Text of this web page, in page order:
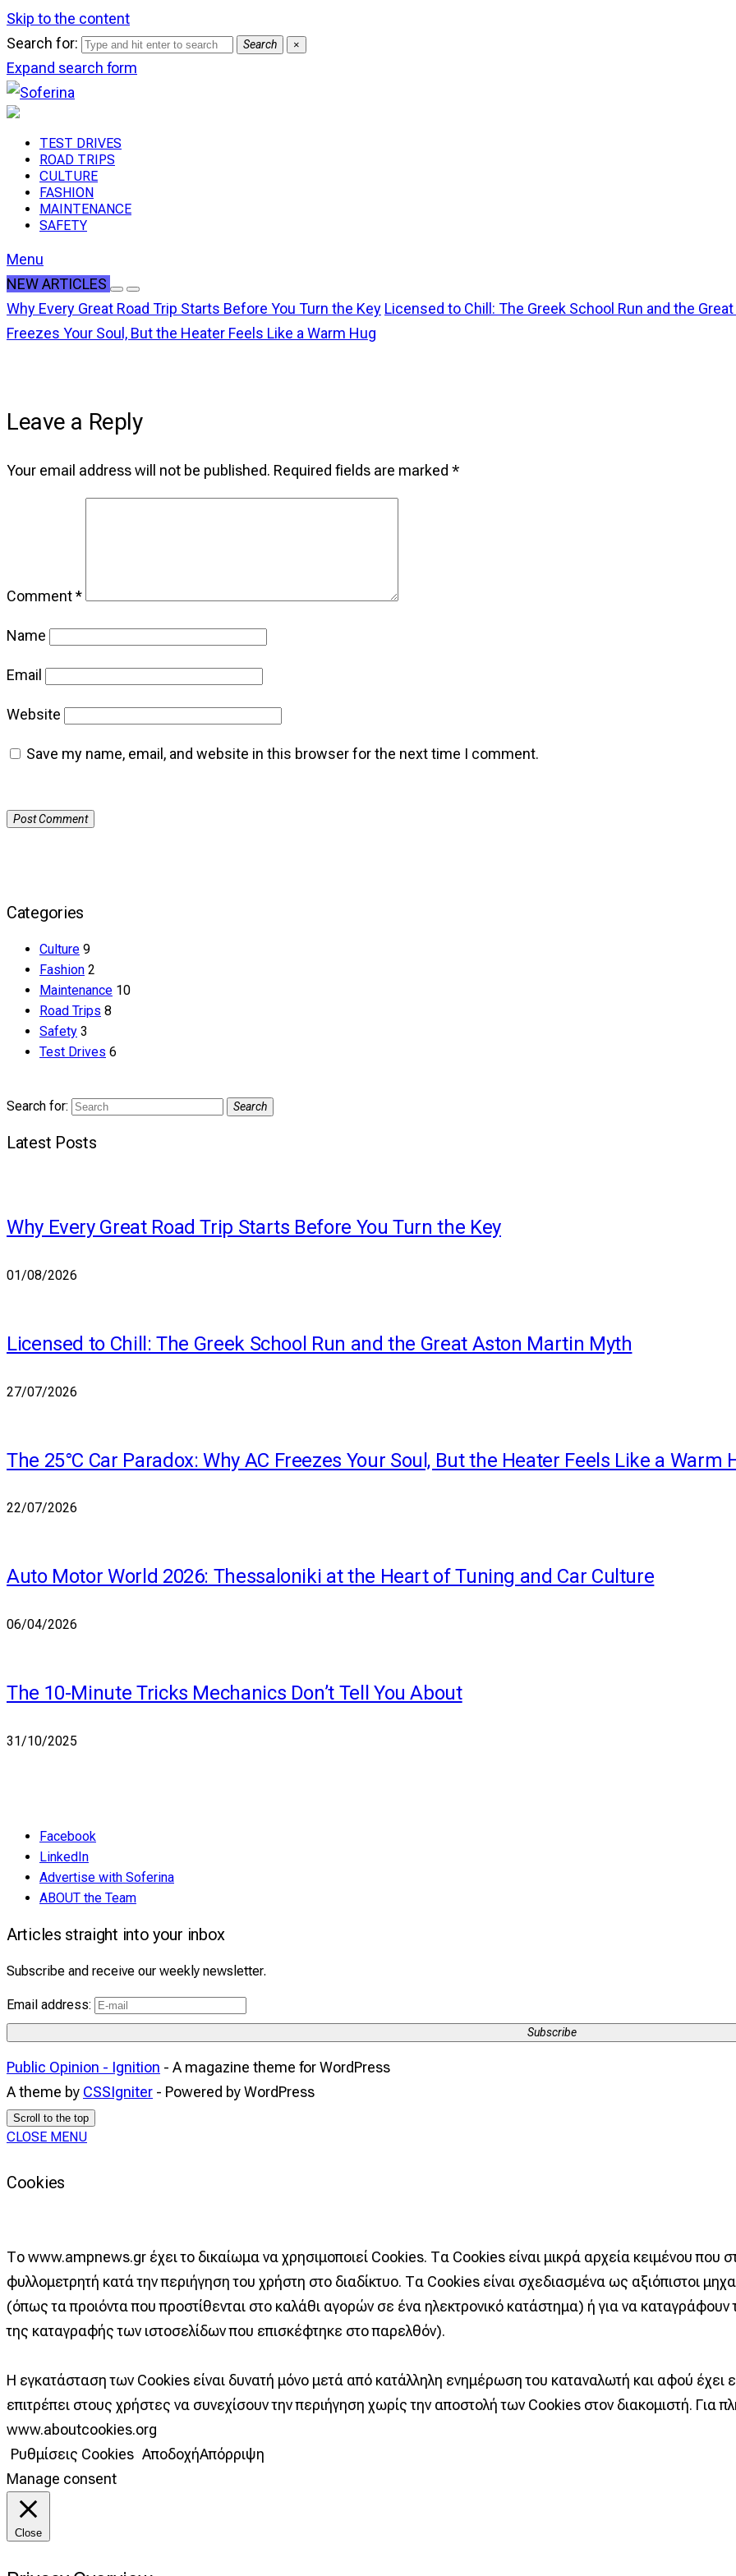
Skip to the content
Search for:
Search ×
Expand search form
TEST DRIVES
ROAD TRIPS
CULTURE
FASHION
MAINTENANCE
SAFETY
Menu
NEW ARTICLES
Why Every Great Road Trip Starts Before You Turn the Key Licensed to Chill: The Greek School Run and the
Freezes Your Soul, But the Heater Feels Like a Warm Hug
Leave a Reply
Your email address will not be published. Required fields are marked *
Comment*
Name
Email
Website
Save my name, email, and website in this browser for the next time I comment.
Categories
Culture 9
Fashion 2
Maintenance 10
Road Trips 8
Safety 3
Test Drives 6
Search for: Search
Latest Posts
Why Every Great Road Trip Starts Before You Turn the Key
01/08/2026
Licensed to Chill: The Greek School Run and the Great Aston Martin Myth
27/07/2026
The 25°C Car Paradox: Why AC Freezes Your Soul, But the Heater Feels Like a Warm
22/07/2026
Auto Motor World 2026: Thessaloniki at the Heart of Tuning and Car Culture
06/04/2026
The 10-Minute Tricks Mechanics Don’t Tell You About
31/10/2025
Facebook
LinkedIn
Advertise with Soferina
ABOUT the Team
Articles straight into your inbox
Subscribe and receive our weekly newsletter.
Email address:
Subscribe
Public Opinion - Ignition - A magazine theme for WordPress
A theme by CSSIgniter - Powered by WordPress
Scroll to the top
CLOSE MENU
Cookies
Το www.ampnews.gr έχει το δικαίωμα να χρησιμοποιεί Cookies. Τα Cookies είναι μικρά αρχεία κειμένου που
φυλλομετρητή κατά την περιήγηση του χρήστη στο διαδίκτυο. Τα Cookies είναι σχεδιασμένα ως αξιόπιστοι
(όπως τα προιόντα που προστίθενται στο καλάθι αγορών σε ένα ηλεκτρονικό κατάστημα) ή για να
της καταγραφής των ιστοσελίδων που επισκέφτηκε στο παρελθόν).
Η εγκατάσταση των Cookies είναι δυνατή μόνο μετά από κατάλληλη ενημέρωση του καταναλωτή και αφού
επιτρέπει στους χρήστες να συνεχίσουν την περιήγηση χωρίς την αποστολή των Cookies στον διακομιστή. Για
www.aboutcookies.org
Ρυθμίσεις Cookies ΑποδοχήΑπόρριψη
Manage consent
Close